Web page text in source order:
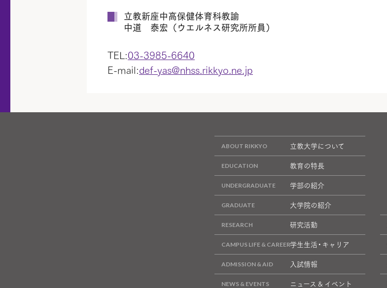
立教新座中高保健体育科教諭
中道 泰宏（ウエルネス研究所所員）
TEL:03-3985-6640
E-mail:def-yas@nhss.rikkyo.ne.jp
立教大学について
教育の特長
学部の紹介
大学院の紹介
研究活動
学生生活・キャリア
入試情報
ニュース & イベント